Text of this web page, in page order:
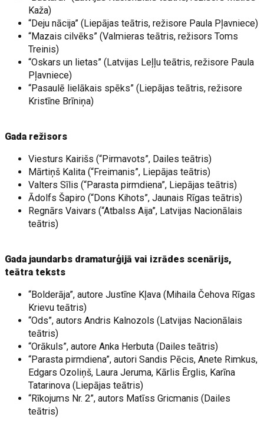
Kaža)
“Deju nācija” (Liepājas teātris, režisore Paula Pļavniece)
“Mazais cilvēks” (Valmieras teātris, režisors Toms
Treinis)
“Oskars un lietas” (Latvijas Leļļu teātris, režisore Paula
Pļavniece)
“Pasaulē lielākais spēks” (Liepājas teātris, režisore
Kristīne Brīniņa)
Gada režisors
Viesturs Kairišs (“Pirmavots”, Dailes teātris)
Mārtiņš Kalita (“Freimanis”, Liepājas teātris)
Valters Sīlis (“Parasta pirmdiena”, Liepājas teātris)
Ādolfs Šapiro (“Dons Kihots”, Jaunais Rīgas teātris)
Regnārs Vaivars (“Atbalss Aija”, Latvijas Nacionālais
teātris)
Gada jaundarbs dramaturģijā vai izrādes scenārijs,
teātra teksts
“Bolderāja”, autore Justīne Kļava (Mihaila Čehova Rīgas
Krievu teātris)
“Ods”, autors Andris Kalnozols (Latvijas Nacionālais
teātris)
“Orākuls”, autore Anka Herbuta (Dailes teātris)
“Parasta pirmdiena”, autori Sandis Pēcis, Anete Rimkus,
Edgars Ozoliņš, Laura Jeruma, Kārlis Ērglis, Karīna
Tatarinova (Liepājas teātris)
“Rīkojums Nr. 2”, autors Matīss Gricmanis (Dailes
teātris)